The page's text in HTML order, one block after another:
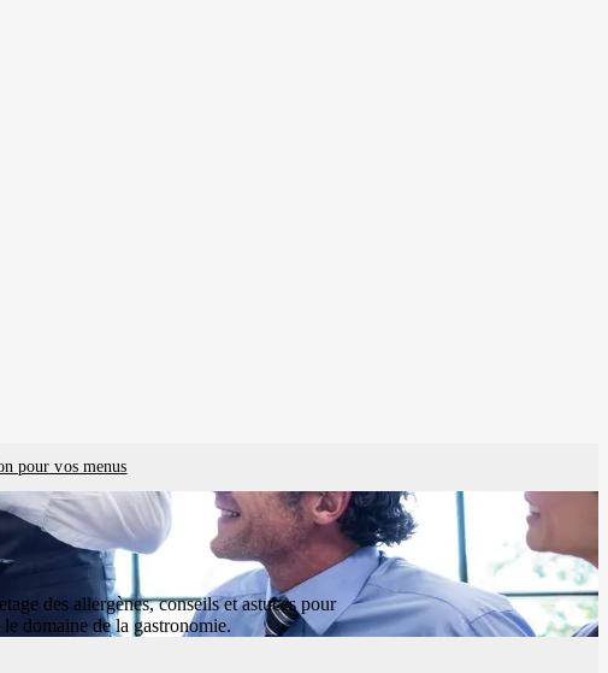
pour vos menus
des allergènes, conseils et astuces pour
domaine de la gastronomie.